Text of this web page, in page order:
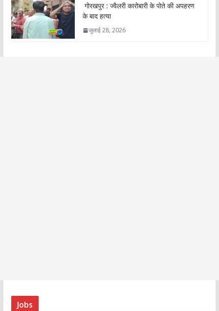
गोरखपुर : ज्वैलरी कारोबारी के पोते की अपहरण
के बाद हत्या
जुलाई 28, 2026
Jobs